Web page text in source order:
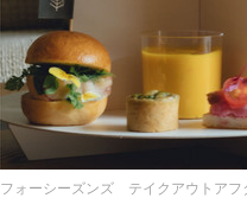
フォーシーズンズ テイクアウトアフ